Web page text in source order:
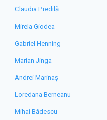
Claudia Predilă
Mirela Giodea
Gabriel Henning
Marian Jinga
Andrei Marinaș
Loredana Berneanu
Mihai Bădescu